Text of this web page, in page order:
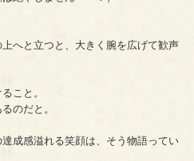
へと立つと、大きく腕を広げて歓声
こと。
のだと。
成感溢れる笑顔は、そう物語ってい